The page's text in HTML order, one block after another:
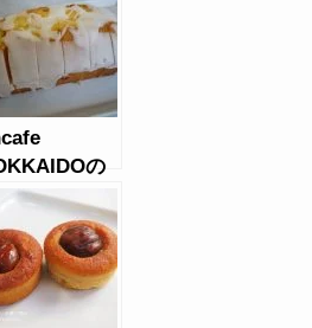
の
モンバターケ